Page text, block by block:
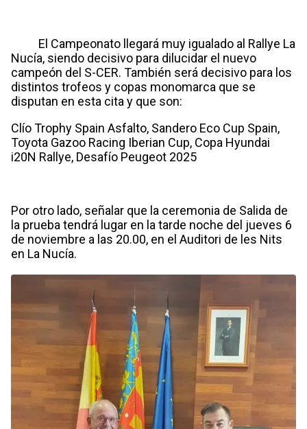
El Campeonato llegará muy igualado al Rallye La
Nucía, siendo decisivo para dilucidar el nuevo
campeón del S-CER. También será decisivo para los
distintos trofeos y copas monomarca que se
disputan en esta cita y que son:
Clío Trophy Spain Asfalto, Sandero Eco Cup Spain,
Toyota Gazoo Racing Iberian Cup, Copa Hyundai
i20N Rallye, Desafío Peugeot 2025
Por otro lado, señalar que la ceremonia de Salida de
la prueba tendrá lugar en la tarde noche del jueves 6
de noviembre a las 20.00, en el Auditori de les Nits
en La Nucía.